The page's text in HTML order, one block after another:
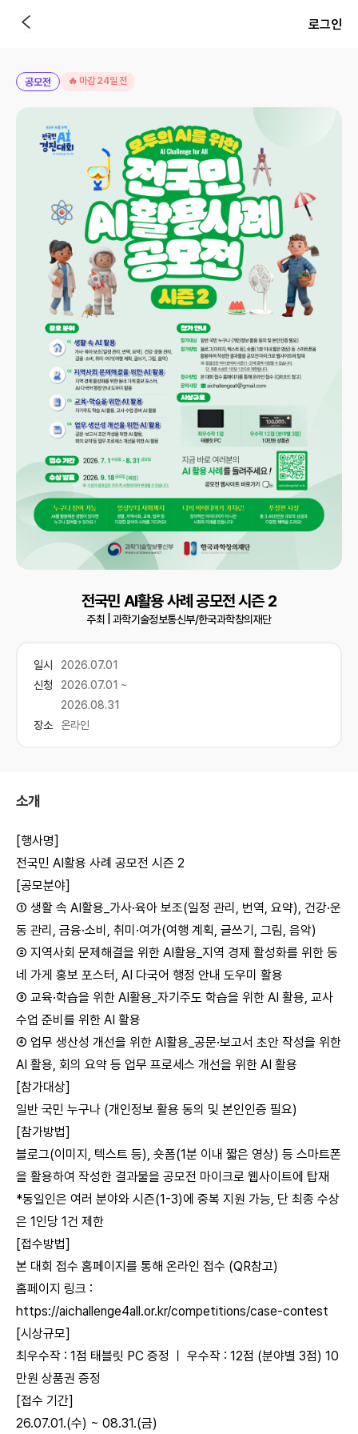
로그인
공모전 🔥 마감 24일 전
전국민 AI활용 사례 공모전 시즌 2
주최 | 과학기술정보통신부/한국과학창의재단
일시
2026.07.01
신청
2026.07.01 ~
2026.08.31
장소
온라인
소개
[행사명]
전국민 AI활용 사례 공모전 시즌 2
[공모분야]
① 생활 속 AI활용_가사·육아 보조(일정 관리, 번역, 요약), 건강·운
동 관리, 금융·소비, 취미·여가(여행 계획, 글쓰기, 그림, 음악)
② 지역사회 문제해결을 위한 AI활용_지역 경제 활성화를 위한 동
네 가게 홍보 포스터, AI 다국어 행정 안내 도우미 활용
③ 교육·학습을 위한 AI활용_자기주도 학습을 위한 AI 활용, 교사
수업 준비를 위한 AI 활용
④ 업무 생산성 개선을 위한 AI활용_공문·보고서 초안 작성을 위한
AI 활용, 회의 요약 등 업무 프로세스 개선을 위한 AI 활용
[참가대상]
일반 국민 누구나 (개인정보 활용 동의 및 본인인증 필요)
[참가방법]
블로그(이미지, 텍스트 등), 숏폼(1분 이내 짧은 영상) 등 스마트폰
을 활용하여 작성한 결과물을 공모전 마이크로 웹사이트에 탑재
*동일인은 여러 분야와 시즌(1-3)에 중복 지원 가능, 단 최종 수상
은 1인당 1건 제한
[접수방법]
본 대회 접수 홈페이지를 통해 온라인 접수 (QR참고)
홈페이지 링크 :
https://aichallenge4all.or.kr/competitions/case-contest
[시상규모]
최우수작 : 1점 태블릿 PC 증정 ㅣ 우수작 : 12점 (분야별 3점) 10
만원 상품권 증정
[접수 기간]
26.07.01.(수) ~ 08.31.(금)